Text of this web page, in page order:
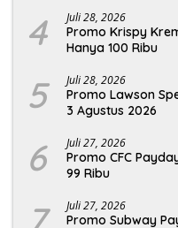
4 Juli 28, 2026
Promo Krispy
Hanya 100 Ribu
5 Juli 28, 2026
Promo Lawson
3 Agustus 2026
6 Juli 27, 2026
Promo CFC
99 Ribu
Juli 27, 2026
Promo Subway